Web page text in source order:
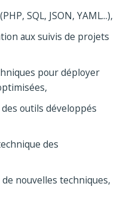
SQL, JSON, YAML...),
aux suivis de projets
pour déployer
outils développés
des
nouvelles techniques,